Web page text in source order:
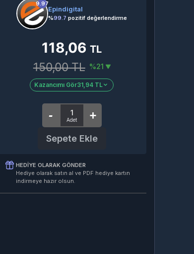
9.97
Epindigital
%99.7 pozitif değerlendirme
118,06TL
150,00 TL %21
Kazancımı Gör31,94 TL
Sepete Ekle
HEDIYE OLARAK GÖNDER
Hediye olarak satın al ve PDF hediye kartın
indirmeye hazır olsun.